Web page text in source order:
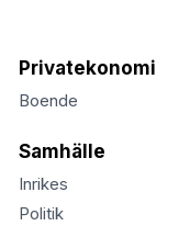
Privatekonomi
Boende
Samhälle
Inrikes
Politik